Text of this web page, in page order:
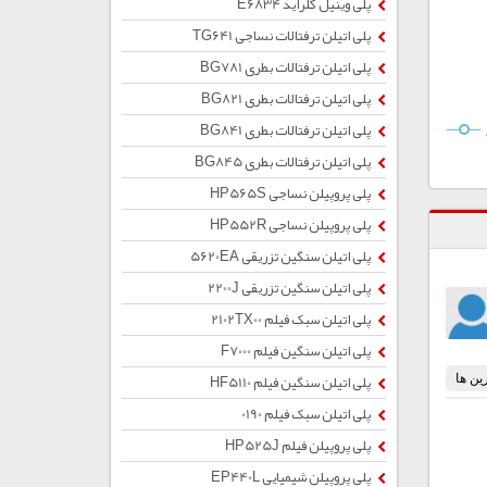
پلی اتیلن ترفتالات نساجی TG641
پلی اتیلن ترفتالات بطری BG781
پلی اتیلن ترفتالات بطری BG821
پلی اتیلن ترفتالات بطری BG841
پلی اتیلن ترفتالات بطری BG845
پلی پروپیلن نساجی HP565S
پلی پروپیلن نساجی HP552R
پلی اتیلن سنگین تزریقی 5620EA
پلی اتیلن سنگین تزریقی 2200J
پلی اتیلن سبک فیلم 2102TX00
پلی اتیلن سنگین فیلم F7000
پلی اتیلن سنگین فیلم HF5110
پلی اتیلن سبک فیلم 0190
پلی پروپیلن فیلم HP525J
پلی پروپیلن شیمیایی EP440L